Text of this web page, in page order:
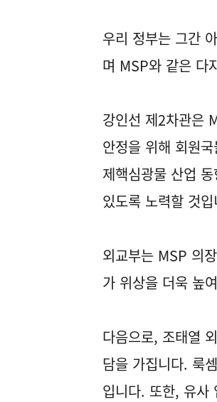
우리 정부는 그간
며 MSP와 같은 다
강인선 제2차관은
안정을 위해 회원
제핵심광물 산업
있도록 노력할 것입
외교부는 MSP 의
가 위상을 더욱 높
다음으로, 조태열
담을 가집니다. 룩
입니다. 또한, 유사